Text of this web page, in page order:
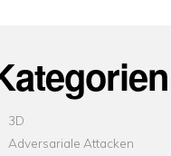
3D
Adversariale Attacken